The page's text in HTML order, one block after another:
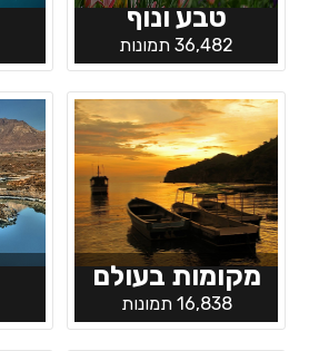
טבע ונוף
36,482 תמונות
מקומות בעולם
16,838 תמונות